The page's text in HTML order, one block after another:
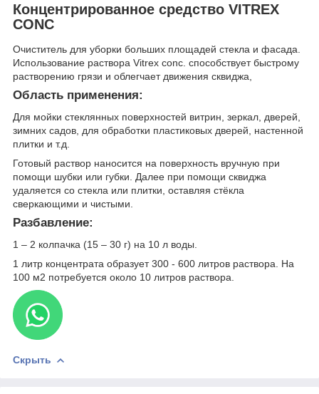
Концентрированное средство VITREX
CONC
Очиститель для уборки больших площадей стекла и фасада.
Использование раствора Vitrex conc. способствует быстрому
растворению грязи и облегчает движения сквиджа,
Область применения:
Для мойки стеклянных поверхностей витрин, зеркал, дверей,
зимних садов, для обработки пластиковых дверей, настенной
плитки и т.д.
Готовый раствор наносится на поверхность вручную при
помощи шубки или губки. Далее при помощи сквиджа
удаляется со стекла или плитки, оставляя стёкла
сверкающими и чистыми.
Разбавление:
1 – 2 колпачка (15 – 30 г) на 10 л воды.
1 литр концентрата образует 300 - 600 литров раствора. На
100 м2 потребуется около 10 литров раствора.
Скрыть